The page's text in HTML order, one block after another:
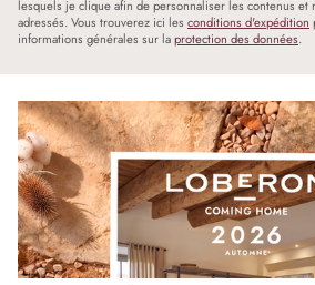
lesquels je clique afin de personnaliser les contenus et
adressés. Vous trouverez ici les conditions d'expédition
informations générales sur laprotection des données.